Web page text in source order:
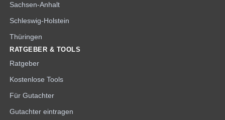
Sachsen-Anhalt
Schleswig-Holstein
Thüringen
RATGEBER & TOOLS
Ratgeber
Kostenlose Tools
Für Gutachter
Gutachter eintragen